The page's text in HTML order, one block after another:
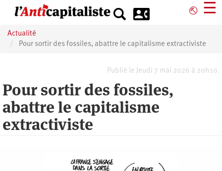
principal
⎋ ☰
Actualité
Pour sortir des fossiles, abattre le capitalisme extractiviste
Publié le Jeudi 7 mai 2026 à 20h10.
Pour sortir des fossiles,
abattre le capitalisme
extractiviste